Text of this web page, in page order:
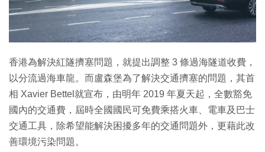
香港為解決紅隧擠塞問題，就提出調整 3 條過海隧道收費，
以分流過海車龍。而盧森堡為了解決交通擠塞的問題，其首
相 Xavier Bettel就宣布，由明年 2019 年夏天起，全數豁免
國內的交通費，屆時全國國民可免費乘搭火車、電車及巴士
交通工具，除希望能解決困擾多年的交通問題外，更藉此改
善環境污染問題。